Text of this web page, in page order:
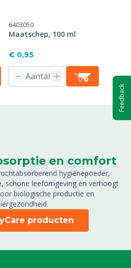
6403050
Maatschep, 100 ml
€ 0,95
en comfort
hygiënepoeder,
schone leefomgeving en verhoogt
biologische productie en
producten
Feedback